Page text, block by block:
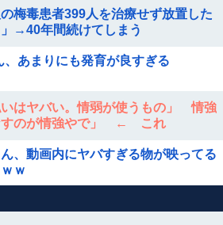
梅毒患者399人を治療せず放置した
→40年間続けてしまう
、あまりにも発育が良すぎる
いはヤバい。情弱が使うもの」 情強
すのが情強やで」 ← これ
、動画内にヤバすぎる物が映ってる
ｗ
RSS